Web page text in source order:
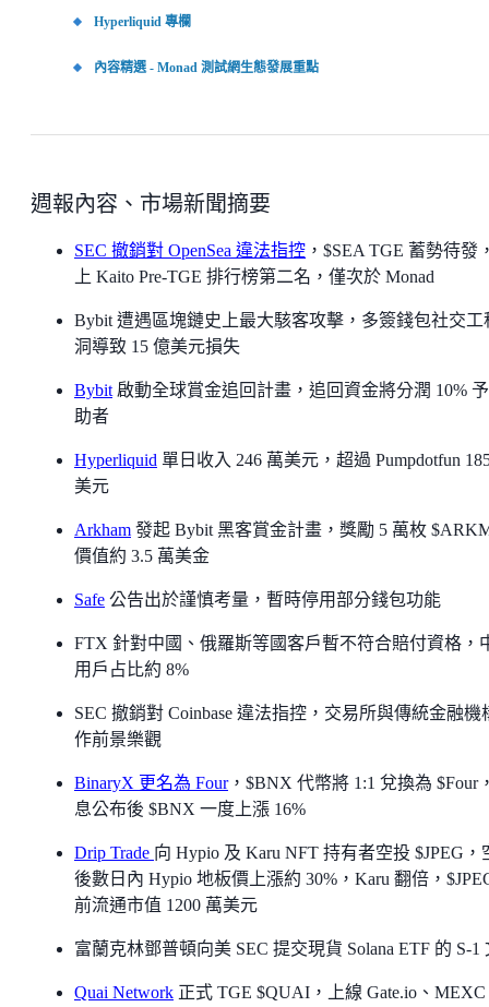
Hyperliquid 專欄
內容精選 - Monad 測試網生態發展重點
週報內容、市場新聞摘要
SEC 撤銷對 OpenSea 違法指控 ，$SEA TGE 蓄勢待發
上 Kaito Pre-TGE 排行榜第二名，僅次於 Monad
Bybit 遭遇區塊鏈史上最大駭客攻擊，多簽錢包社交工
洞導致 15 億美元損失
Bybit 啟動全球賞金追回計畫，追回資金將分潤 10%
助者
Hyperliquid 單日收入 246 萬美元，超過 Pumpdotfun
美元
Arkham 發起 Bybit 黑客賞金計畫，獎勵 5 萬枚
價值約 3.5 萬美金
Safe 公告出於謹慎考量，暫時停用部分錢包功能
FTX 針對中國、俄羅斯等國客戶暫不符合賠付資格，
用戶占比約 8%
SEC 撤銷對 Coinbase 違法指控，交易所與傳統金融機
作前景樂觀
BinaryX 更名為 Four，$BNX 代幣將 1:1 兌換為 $Four
息公布後 $BNX 一度上漲 16%
Drip Trade 向 Hypio 及 Karu NFT 持有者空投 $JPEG，
後數日內 Hypio 地板價上漲約 30%，Karu 翻倍，
前流通市值 1200 萬美元
富蘭克林鄧普頓向美 SEC 提交現貨 Solana ETF 的 S-1
Quai Network 正式 TGE $QUAI，上線 Gate.io、